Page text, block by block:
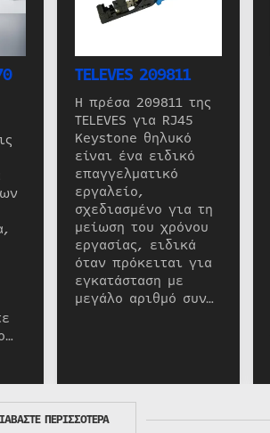
TELEVES 209811
Η πρέσα 209811 της
TELEVES για RJ45
Keystone θηλυκό
είναι ένα ειδικό
επαγγελματικό
εργαλείο,
σχεδιασμένο για τη
μείωση του χρόνου
εργασίας, ειδικά
όταν πρόκειται για
εγκατάσταση με
μεγάλο αριθμό συν…
ΠΕΡΙΣΣΟΤΕΡΑ